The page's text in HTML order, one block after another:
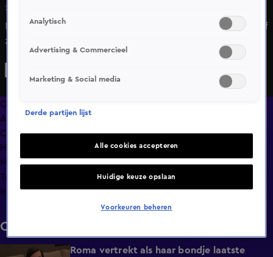
23 juni 2025, 14:59
Iedereen krijgt een brief, maar er kan maar één echte brief
zijn! Wie heeft hem?
Overzicht
Afleveringen
Clips
Hoe is het nu met?
Macdate met Nick Eshuis
Terugblik
Info
Clips
Roma vertrekt als haar bondje laatste
Analytisch
Advertising & Commercieel
Marketing & Social media
Derde partijen lijst
Alle cookies accepteren
Huidige keuze opslaan
Voorkeuren beheren